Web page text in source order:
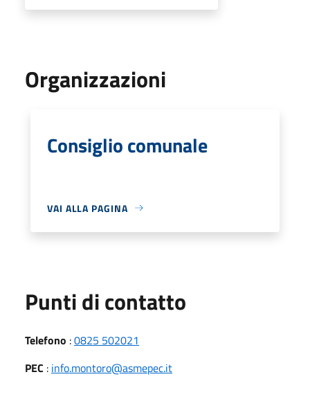
Organizzazioni
Consiglio comunale
VAI ALLA PAGINA
Punti di contatto
Telefono :0825 502021
PEC : info.montoro@asmepec.it